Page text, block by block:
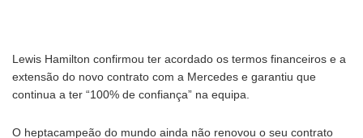
Lewis Hamilton confirmou ter acordado os termos financeiros e a
extensão do novo contrato com a Mercedes e garantiu que
continua a ter “100% de confiança” na equipa.
O heptacampeão do mundo ainda não renovou o seu contrato